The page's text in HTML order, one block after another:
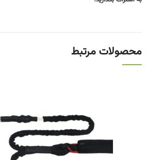
محصولات مرتبط